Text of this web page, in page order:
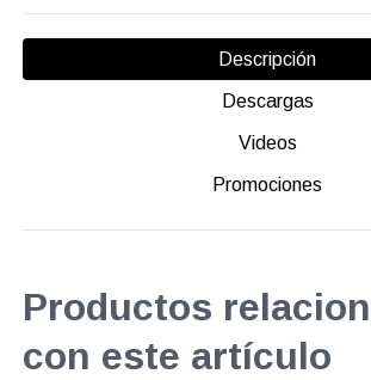
Descripción
Descargas
Videos
Promociones
Productos
con este artículo